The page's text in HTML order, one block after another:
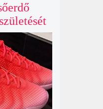
friss
világába